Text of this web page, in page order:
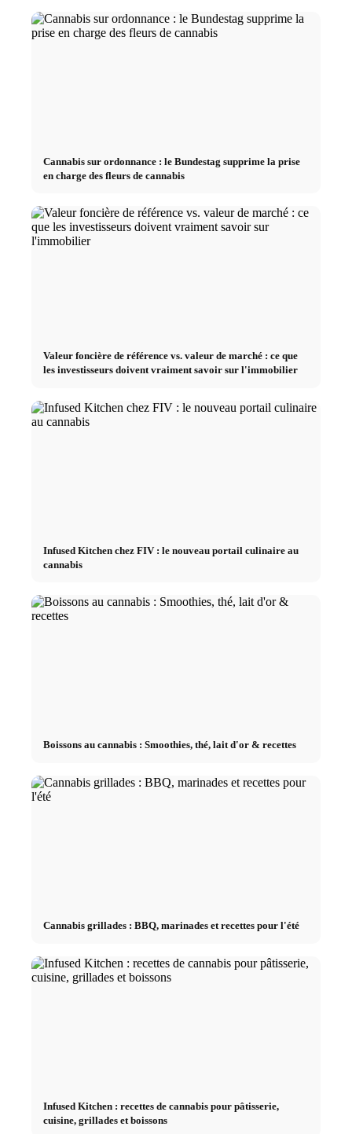
Cannabis sur ordonnance : le Bundestag supprime la prise
en charge des fleurs de cannabis
Valeur foncière de référence vs. valeur de marché : ce que
les investisseurs doivent vraiment savoir sur l'immobilier
Infused Kitchen chez FIV : le nouveau portail culinaire au
cannabis
Boissons au cannabis : Smoothies, thé, lait d'or & recettes
Cannabis grillades : BBQ, marinades et recettes pour l'été
Infused Kitchen : recettes de cannabis pour pâtisserie,
cuisine, grillades et boissons